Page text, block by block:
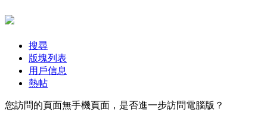
搜尋
版塊列表
用戶信息
熱帖
您訪問的頁面無手機頁面，是否進一步訪問電腦版？